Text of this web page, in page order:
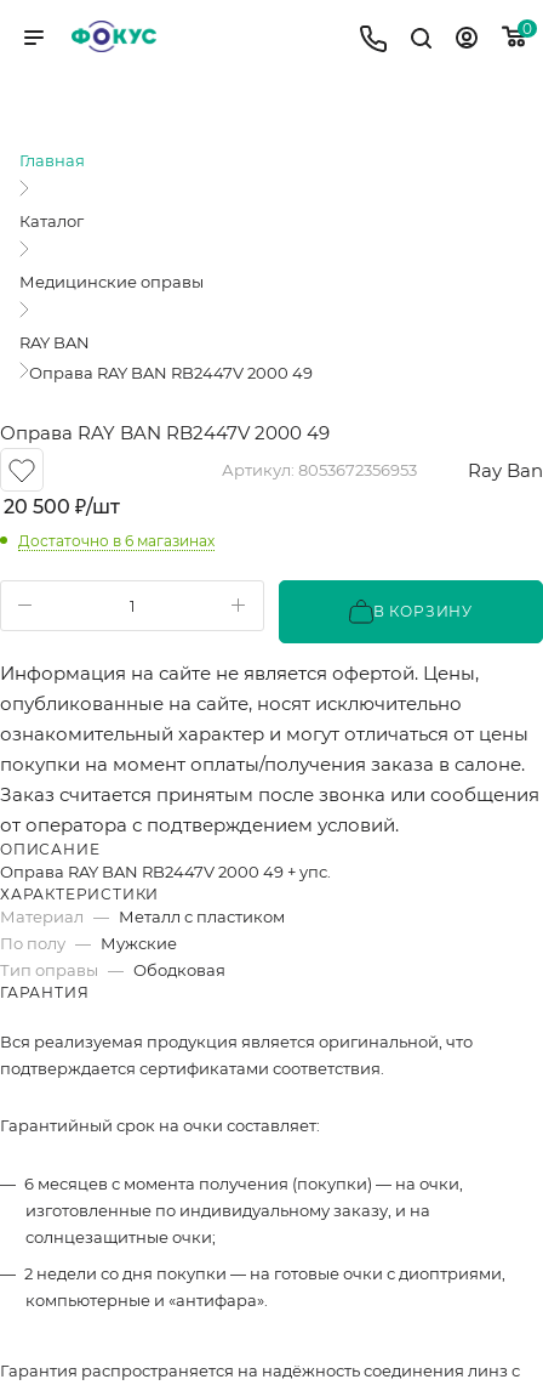
0
Главная
Каталог
Медицинские оправы
RAY BAN
Оправа RAY BAN RB2447V 2000 49
Оправа RAY BAN RB2447V 2000 49
Артикул: 8053672356953
Ray Ban
20 500 ₽/шт
Достаточно в 6 магазинах
В КОРЗИНУ
Информация на сайте не является офертой. Цены,
опубликованные на сайте, носят исключительно
ознакомительный характер и могут отличаться от цены
покупки на момент оплаты/получения заказа в салоне.
Заказ считается принятым после звонка или сообщения
от оператора с подтверждением условий.
ОПИСАНИЕ
Оправа RAY BAN RB2447V 2000 49 + упс.
ХАРАКТЕРИСТИКИ
Материал — Металл с пластиком
По полу — Мужские
Тип оправы — Ободковая
ГАРАНТИЯ
Вся реализуемая продукция является оригинальной, что
подтверждается сертификатами соответствия.
Гарантийный срок на очки составляет:
6 месяцев с момента получения (покупки) — на очки,
изготовленные по индивидуальному заказу, и на
солнцезащитные очки;
2 недели со дня покупки — на готовые очки с диоптриями,
компьютерные и «антифара».
Гарантия распространяется на надёжность соединения линз с